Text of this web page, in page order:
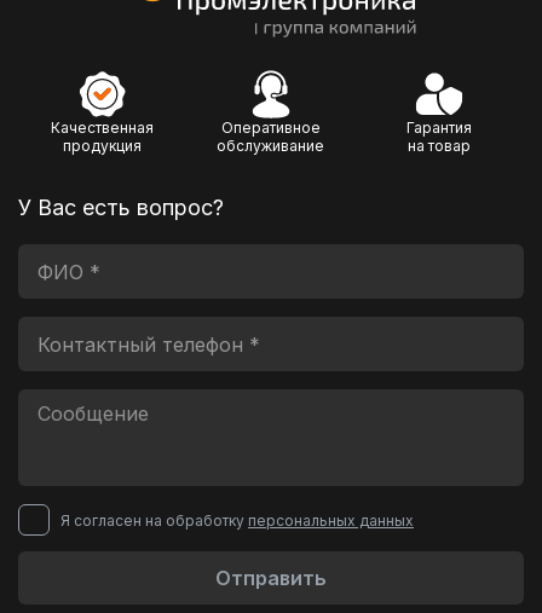
Качественная
продукция
Оперативное
обслуживание
Гарантия
на товар
У Вас есть вопрос?
Я согласен на обработку персональных данных
Отправить